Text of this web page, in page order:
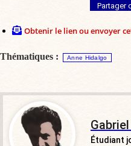
Partager
Obtenir le lien ou envoyer
Thématiques : Anne Hidalgo
Étudiant